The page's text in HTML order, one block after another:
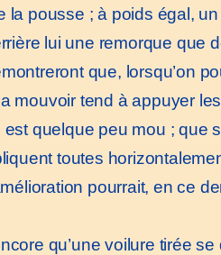
la pousse ; à poids égal,
lui une remorque que
que, lorsqu’on
mouvoir tend à appuyer
quelque peu mou ; que
toutes
pourrait, en ce
qu’une voilure tirée se